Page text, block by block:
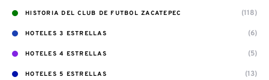
HISTORIA DEL CLUB DE FUTBOL ZACATEPEC (118)
HOTELES 3 ESTRELLAS (6)
HOTELES 4 ESTRELLAS (5)
HOTELES 5 ESTRELLAS (13)